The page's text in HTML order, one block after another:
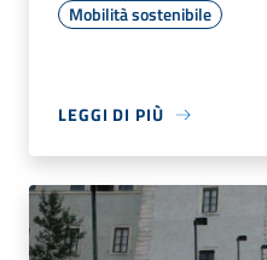
Mobilità sostenibile
LEGGI DI PIÙ